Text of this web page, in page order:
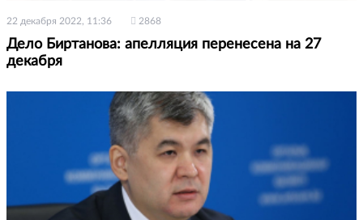
22 декабря 2022, 11:36 2868
Дело Биртанова: апелляция перенесена на 27
декабря